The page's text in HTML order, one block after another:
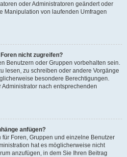
oder Administratoren geändert oder
Manipulation von laufenden Umfragen
nicht zugreifen?
Benutzern oder Gruppen vorbehalten sein.
lesen, zu schreiben oder andere Vorgänge
besondere Berechtigungen.
nach entsprechenden
anfügen?
Foren, Gruppen und einzelne Benutzer
hat es möglicherweise nicht
anzufügen, in dem Sie Ihren Beitrag